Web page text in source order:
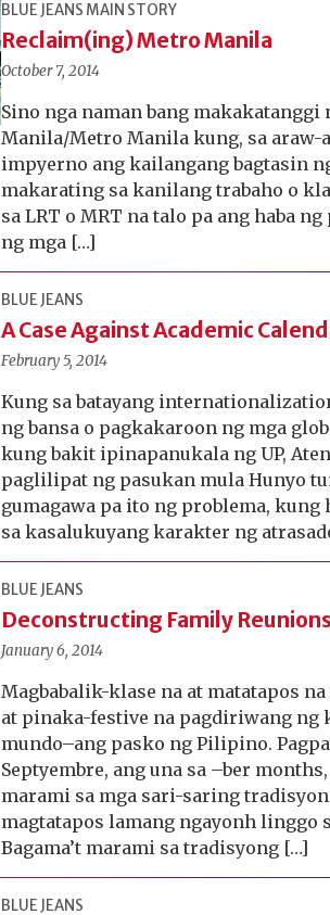
BLUE JEANS MAIN STORY
Reclaim(ing) Metro Manila
October 7, 2014
Sino nga naman bang makakatanggi
Manila/Metro Manila kung, sa araw-
impyerno ang kailangang bagtasin
makarating sa kanilang trabaho o
sa LRT o MRT na talo pa ang haba
ng mga […]
BLUE JEANS
A Case Against Academic
February 5, 2014
Kung sa batayang
ng bansa o pagkakaroon ng mga
kung bakit ipinapanukala ng UP,
paglilipat ng pasukan mula Hunyo
gumagawa pa ito ng problema,
sa kasalukuyang karakter ng
BLUE JEANS
Deconstructing Family Reunions
January 6, 2014
Magbabalik-klase na at matatapos
at pinaka-festive na pagdiriwang ng
mundo–ang pasko ng Pilipino.
Septyembre, ang una sa –ber
marami sa mga sari-saring
magtatapos lamang ngayonh linggo
Bagama’t marami sa tradisyong […]
BLUE JEANS